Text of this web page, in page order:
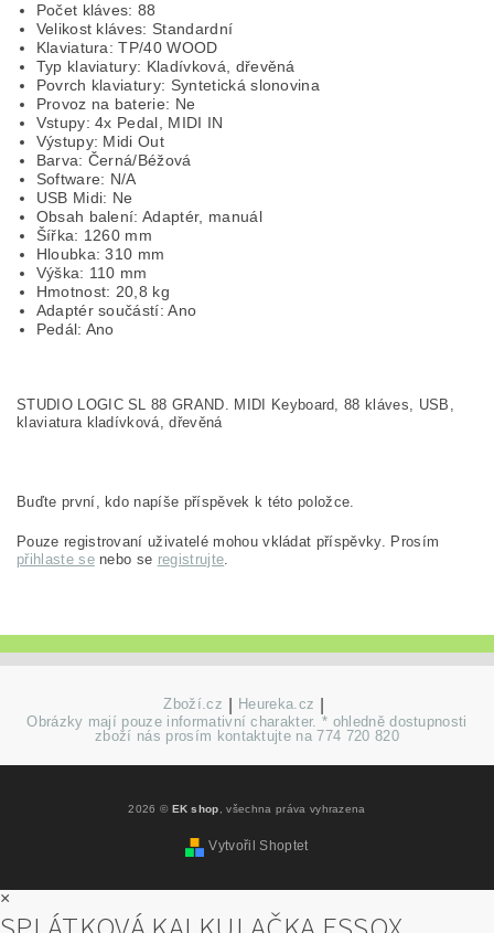
Počet kláves: 88
Velikost kláves: Standardní
Klaviatura: TP/40 WOOD
Typ klaviatury: Kladívková, dřevěná
Povrch klaviatury: Syntetická slonovina
Provoz na baterie: Ne
Vstupy: 4x Pedal, MIDI IN
Výstupy: Midi Out
Barva: Černá/Béžová
Software: N/A
USB Midi: Ne
Obsah balení: Adaptér, manuál
Šířka: 1260 mm
Hloubka: 310 mm
Výška: 110 mm
Hmotnost: 20,8 kg
Adaptér součástí: Ano
Pedál: Ano
STUDIO LOGIC SL 88 GRAND. MIDI Keyboard, 88 kláves, USB,
klaviatura kladívková, dřevěná
Buďte první, kdo napíše příspěvek k této položce.
Pouze registrovaní uživatelé mohou vkládat příspěvky. Prosím
přihlaste senebo se registrujte.
Zboží.cz Heureka.cz
Obrázky mají pouze informativní charakter. * ohledně dostupnosti
zboží nás prosím kontaktujte na 774 720 820
2026 © EK shop, všechna práva vyhrazena
Vytvořil Shoptet
×